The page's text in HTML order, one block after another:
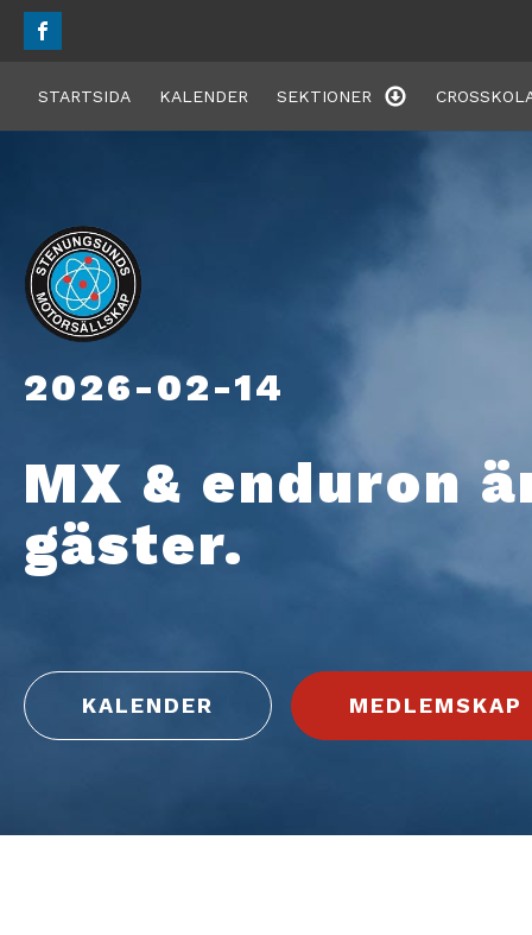
STARTSIDA KALENDER SEKTIONER
2026-02-14
MX & enduron
gäster.
KALENDER MEDLEMSKAP